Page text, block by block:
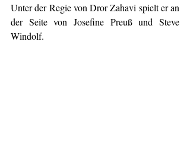
Unter der Regie von Dror Zahavi spielt er an
der Seite von Josefine Preuß und Steve
Windolf.